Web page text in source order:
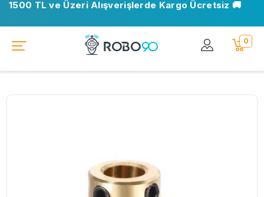
1500 TL ve Üzeri Alışverişlerde Kargo Ücretsiz 🚚
0